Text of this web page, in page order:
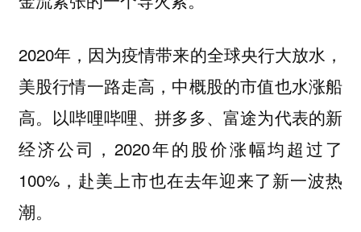
2020年，因为疫情带来的全球央行大放水，
美股行情一路走高，中概股的市值也水涨船
高。以哔哩哔哩、拼多多、富途为代表的新
经济公司，2020年的股价涨幅均超过了
100%，赴美上市也在去年迎来了新一波热
潮。